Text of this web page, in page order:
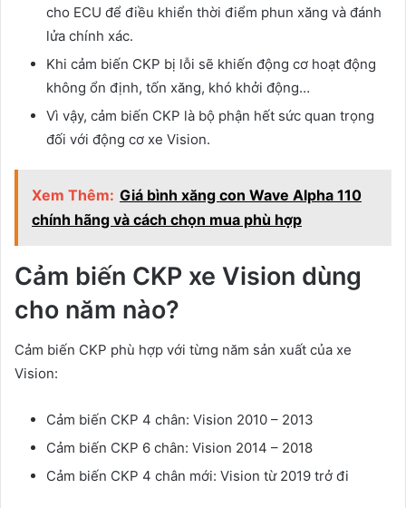
cho ECU để điều khiển thời điểm phun xăng và đánh
lửa chính xác.
Khi cảm biến CKP bị lỗi sẽ khiến động cơ hoạt động
không ổn định, tốn xăng, khó khởi động…
Vì vậy, cảm biến CKP là bộ phận hết sức quan trọng
đối với động cơ xe Vision.
Xem Thêm: Giá bình xăng con Wave Alpha 110
chính hãng và cách chọn mua phù hợp
Cảm biến CKP xe Vision dùng
cho năm nào?
Cảm biến CKP phù hợp với từng năm sản xuất của xe
Vision:
Cảm biến CKP 4 chân: Vision 2010 – 2013
Cảm biến CKP 6 chân: Vision 2014 – 2018
Cảm biến CKP 4 chân mới: Vision từ 2019 trở đi